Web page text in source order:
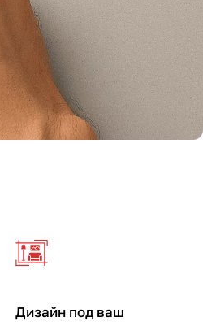
Дизайн под ваш